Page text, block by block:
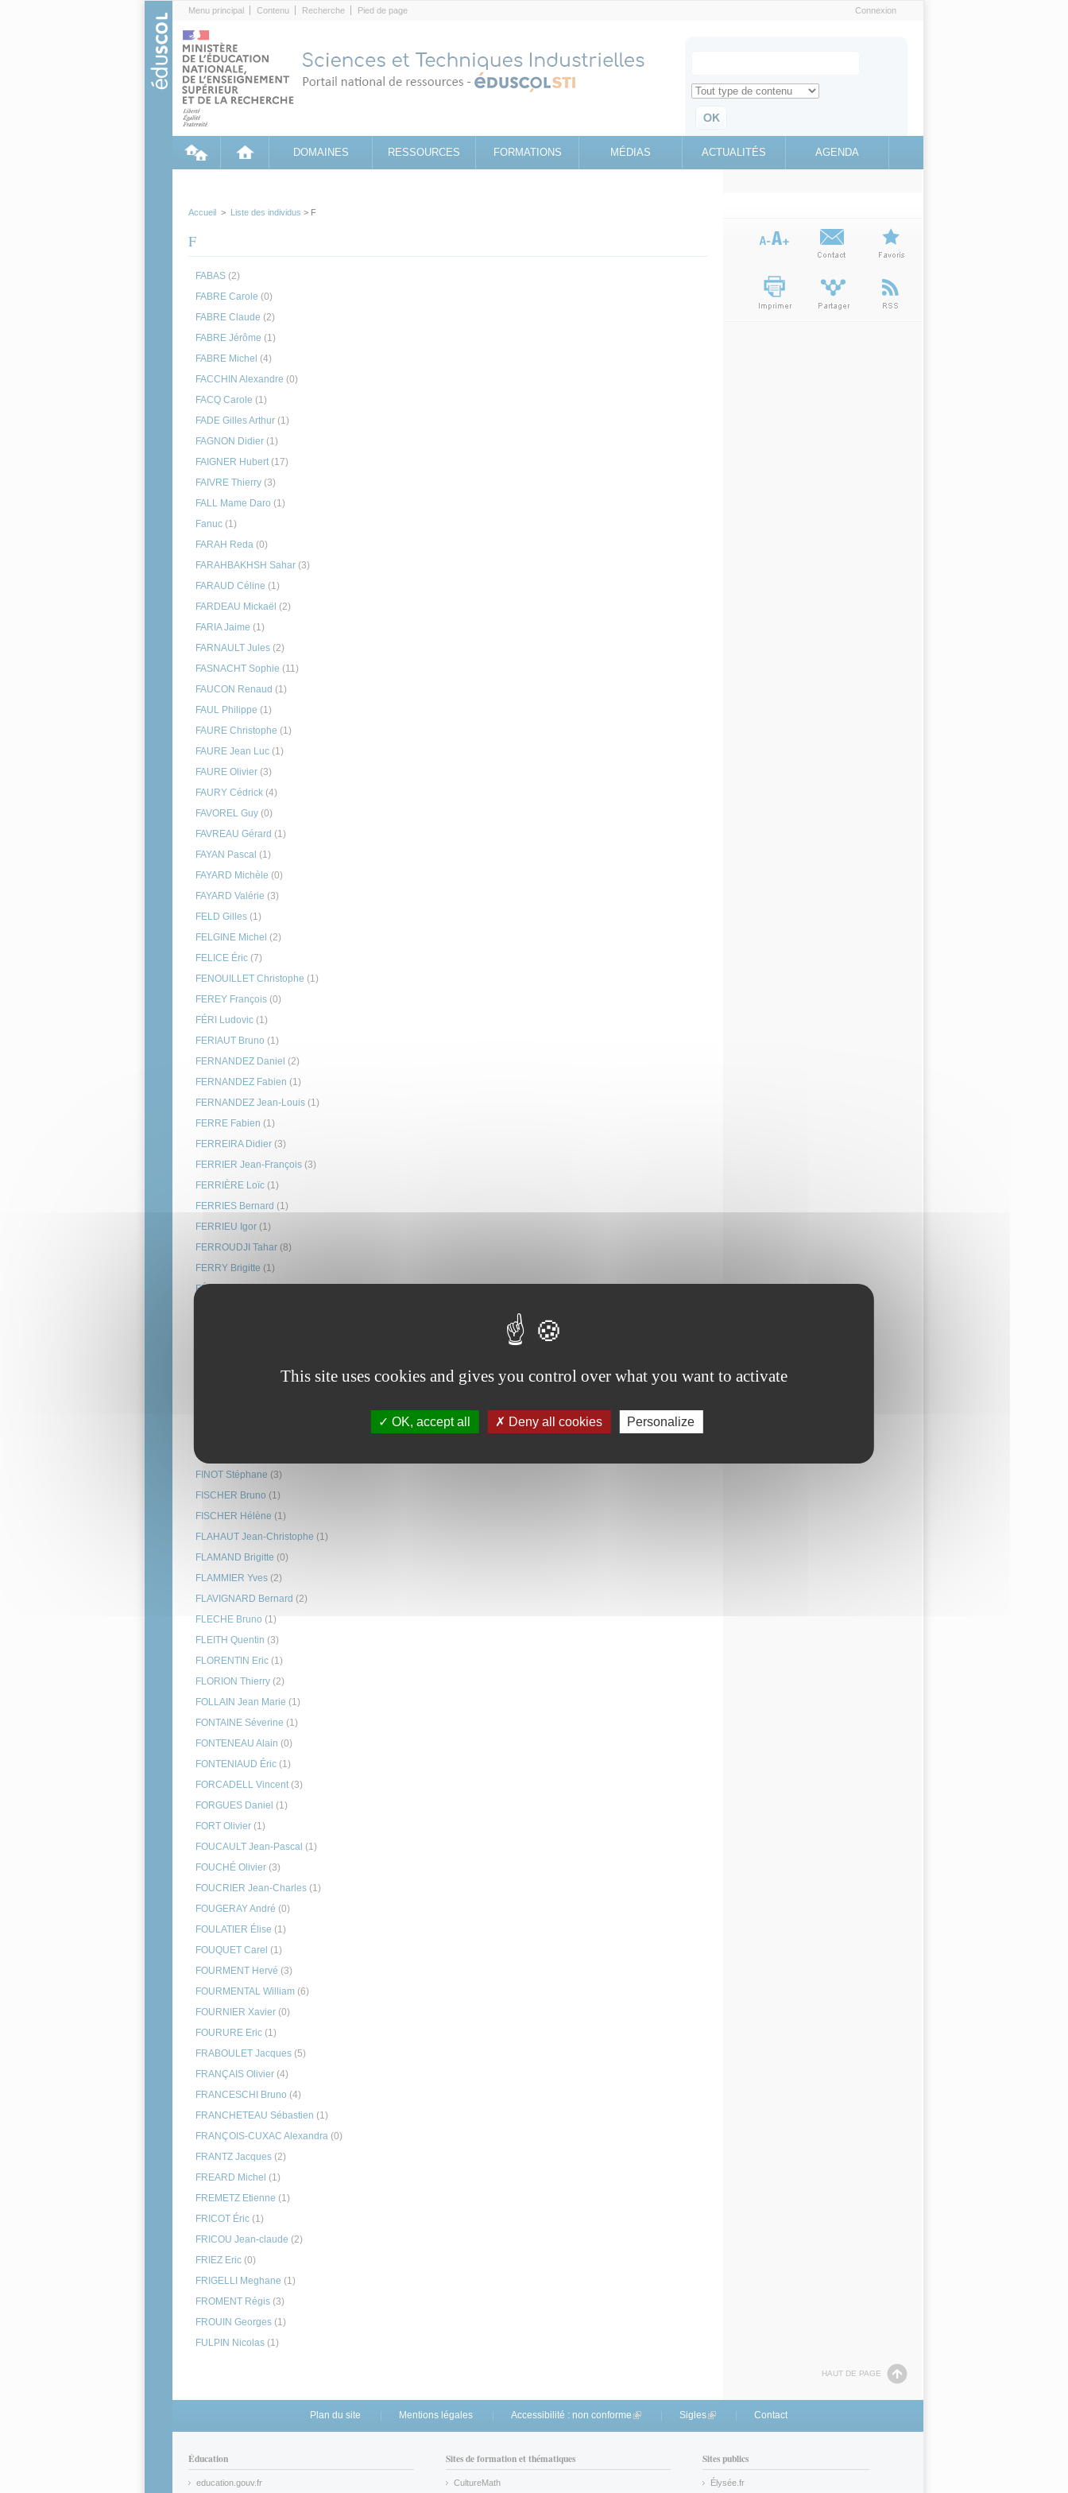
Menu principal Contenu Recherche Pied de page Connexion
Search for
Retrouvez toute l'information sur le site education.gouv.fr
DOMAINES RESSOURCES FORMATIONS MÉDIAS ACTUALITÉS AGENDA
Accueil > Liste des individus > F
F
FABAS (2)
FABRE Carole (0)
FABRE Claude (2)
FABRE Jérôme (1)
FABRE Michel (4)
FACCHIN Alexandre (0)
FACQ Carole (1)
FADE Gilles Arthur (1)
FAGNON Didier (1)
FAIGNER Hubert(17)
FAIVRE Thierry (3)
FALL Mame Daro (1)
Fanuc (1)
FARAH Reda (0)
FARAHBAKHSH Sahar (3)
FARAUD Céline (1)
FARDEAU Mickaël (2)
FARIA Jaime (1)
FARNAULT Jules (2)
FASNACHT Sophie (11)
FAUCON Renaud (1)
FAUL Philippe (1)
FAURE Christophe (1)
FAURE Jean Luc (1)
FAURE Olivier (3)
FAURY Cédrick (4)
FAVOREL Guy (0)
FAVREAU Gérard (1)
FAYAN Pascal (1)
FAYARD Michèle (0)
FAYARD Valérie (3)
FELD Gilles (1)
FELGINE Michel (2)
FELICE Éric (7)
FENOUILLET Christophe (1)
FEREY François (0)
FÉRI Ludovic (1)
FERIAUT Bruno (1)
FERNANDEZ Daniel (2)
FERNANDEZ Fabien (1)
FERNANDEZ Jean-Louis (1)
FERRE Fabien (1)
FERREIRA Didier (3)
FERRIER Jean-François (3)
FERRIÈRE Loïc (1)
FERRIES Bernard (1)
FERRIEU Igor (1)
FERROUDJI Tahar (8)
FERRY Brigitte (1)
FÉRY Ludovic
FIEVET Pascal
FINOT Stéphane (3)
FISCHER Bruno (1)
FISCHER Hélène (1)
FLAHAUT Jean-Christophe (1)
FLAMAND Brigitte (0)
FLAMMIER Yves (2)
FLAVIGNARD Bernard (2)
FLECHE Bruno (1)
FLEITH Quentin (3)
FLORENTIN Eric (1)
FLORION Thierry (2)
FOLLAIN Jean Marie (1)
FONTAINE Séverine (1)
FONTENEAU Alain (0)
FONTENIAUD Éric (1)
FORCADELL Vincent(3)
FORGUES Daniel (1)
FORT Olivier (1)
FOUCAULT Jean-Pascal (1)
FOUCHÉ Olivier (3)
FOUCRIER Jean-Charles (1)
FOUGERAY André (0)
FOULATIER Élise (1)
FOUQUET Carel (1)
FOURMENT Hervé (3)
FOURMENTAL William (6)
FOURNIER Xavier (0)
FOURURE Eric (1)
FRABOULET Jacques (5)
FRANÇAIS Olivier (4)
FRANCESCHI Bruno (4)
FRANCHETEAU Sébastien (1)
FRANÇOIS-CUXAC Alexandra (0)
FRANTZ Jacques (2)
FREARD Michel (1)
FREMETZ Etienne (1)
FRICOT Éric (1)
FRICOU Jean-claude (2)
FRIEZ Eric (0)
FRIGELLI Meghane (1)
FROMENT Régis (3)
FROUIN Georges (1)
FULPIN Nicolas (1)
HAUT DE PAGE
Plan du site Mentions légales Accessibilité : non conforme (link is external)
Sigles(link is external)
Contact
Éducation
education.gouv.fr
Sites de formation et thématiques
CultureMath
Sites publics
Élysée.fr
This site uses cookies and gives you control over what you want to activate
OK, accept all Deny all cookies Personalize